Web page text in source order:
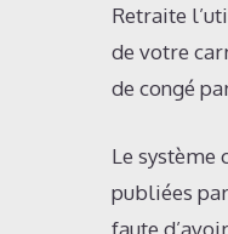
Retraite
de votre
de congé
Le système
publiées
faute